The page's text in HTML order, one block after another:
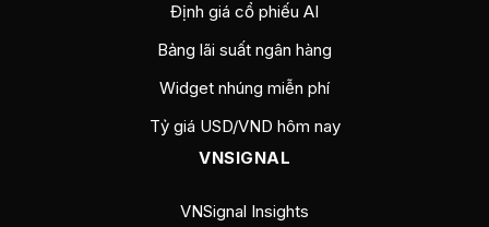
Định giá cổ phiếu AI
Bảng lãi suất ngân hàng
Widget nhúng miễn phí
Tỷ giá USD/VND hôm nay
VNSIGNAL
VNSignal Insights